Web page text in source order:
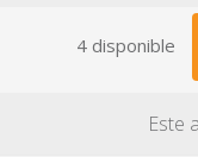
4 disponible
Este